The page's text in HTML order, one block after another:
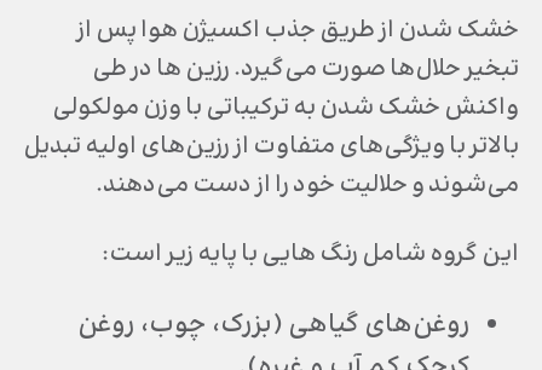
خشک شدن از طریق جذب اکسیژن هوا پس از
تبخیر حلال‌ها صورت می‌گیرد. رزین ها در طی
واکنش خشک شدن به ترکیباتی با وزن مولکولی
بالاتر با ویژگی‌های متفاوت از رزین‌های اولیه تبدیل
می‌شوند و حلالیت خود را از دست می‌دهند.
این گروه شامل رنگ هایی با پایه زیر است:
روغن‌های گیاهی (بزرک، چوب، روغن